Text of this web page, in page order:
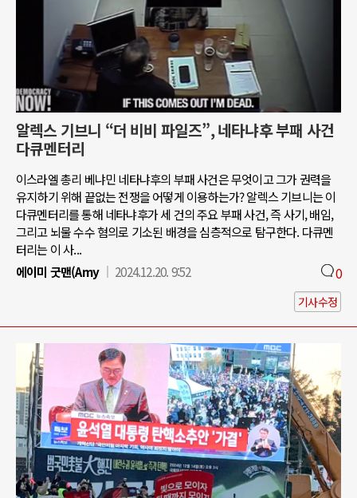
알렉스 기브니 “더 비비 파일즈”, 네타냐후 부패 사건
다큐멘터리
이스라엘 총리 베냐민 네타냐후의 부패 사건은 무엇이고 그가 권력을
유지하기 위해 끝없는 전쟁을 어떻게 이용하는가? 알렉스 기브니는 이
다큐멘터리를 통해 네타냐후가 세 건의 주요 부패 사건, 즉 사기, 배임,
그리고 뇌물 수수 혐의로 기소된 배경을 심층적으로 탐구한다. 다큐멘
터리는 이 사...
에이미 굿맨(Amy
2024.12.20. 9:52 0
기사수정